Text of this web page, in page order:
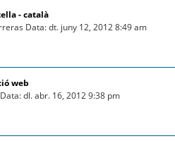
- català
Data: dt. juny 12, 2012 8:49 am
web
Data: dl. abr. 16, 2012 9:38 pm